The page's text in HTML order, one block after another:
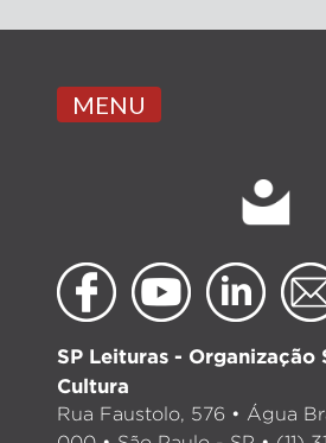
MENU
SP Leituras - Organização
Cultura
Rua Faustolo, 576 • Água